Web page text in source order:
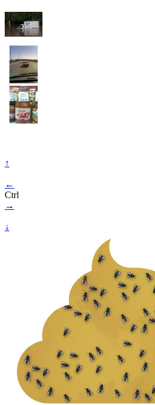
↑
←
Ctrl
→
↓